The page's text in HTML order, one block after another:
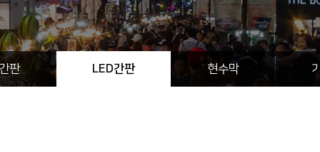
판 LED간판 현수막